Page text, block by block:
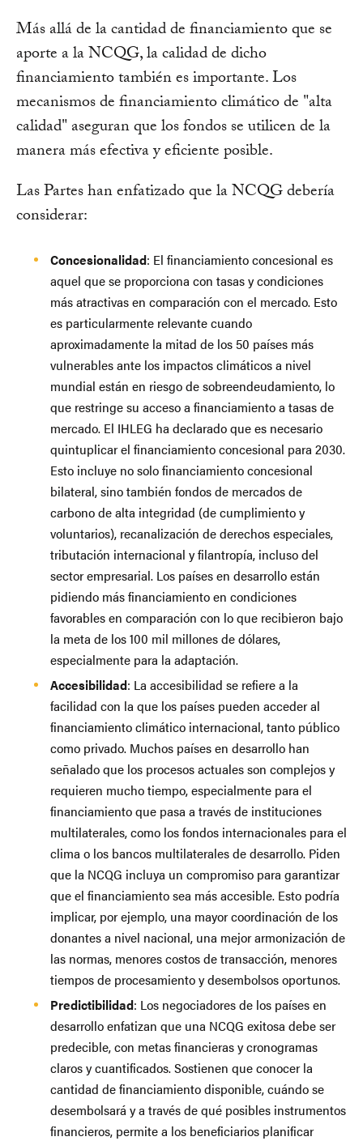
Más allá de la cantidad de financiamiento que se
aporte a la NCQG, la calidad de dicho
financiamiento también es importante. Los
mecanismos de financiamiento climático de "alta
calidad" aseguran que los fondos se utilicen de la
manera más efectiva y eficiente posible.
Las Partes han enfatizado que la NCQG debería
considerar:
Concesionalidad: El financiamiento concesional es
aquel que se proporciona con tasas y condiciones
más atractivas en comparación con el mercado. Esto
es particularmente relevante cuando
aproximadamente la mitad de los 50 países más
vulnerables ante los impactos climáticos a nivel
mundial están en riesgo de sobreendeudamiento, lo
que restringe su acceso a financiamiento a tasas de
mercado. El IHLEG ha declarado que es necesario
quintuplicar el financiamiento concesional para 2030.
Esto incluye no solo financiamiento concesional
bilateral, sino también fondos de mercados de
carbono de alta integridad (de cumplimiento y
voluntarios), recanalización de derechos especiales,
tributación internacional y filantropía, incluso del
sector empresarial. Los países en desarrollo están
pidiendo más financiamiento en condiciones
favorables en comparación con lo que recibieron bajo
la meta de los 100 mil millones de dólares,
especialmente para la adaptación.
Accesibilidad: La accesibilidad se refiere a la
facilidad con la que los países pueden acceder al
financiamiento climático internacional, tanto público
como privado. Muchos países en desarrollo han
señalado que los procesos actuales son complejos y
requieren mucho tiempo, especialmente para el
financiamiento que pasa a través de instituciones
multilaterales, como los fondos internacionales para el
clima o los bancos multilaterales de desarrollo. Piden
que la NCQG incluya un compromiso para garantizar
que el financiamiento sea más accesible. Esto podría
implicar, por ejemplo, una mayor coordinación de los
donantes a nivel nacional, una mejor armonización de
las normas, menores costos de transacción, menores
tiempos de procesamiento y desembolsos oportunos.
Predictibilidad: Los negociadores de los países en
desarrollo enfatizan que una NCQG exitosa debe ser
predecible, con metas financieras y cronogramas
claros y cuantificados. Sostienen que conocer la
cantidad de financiamiento disponible, cuándo se
desembolsará y a través de qué posibles instrumentos
financieros, permite a los beneficiarios planificar